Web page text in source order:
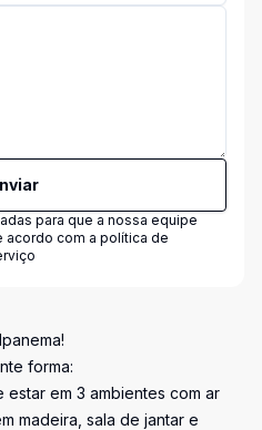
para que a nossa equipe
acordo com a política de
forma:
estar em 3 ambientes com ar
madeira, sala de jantar e